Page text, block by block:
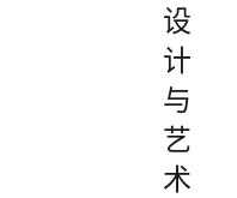
设
计
与
艺
术